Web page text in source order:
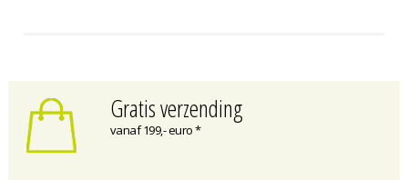
Gratis verzending
vanaf 199,- euro *